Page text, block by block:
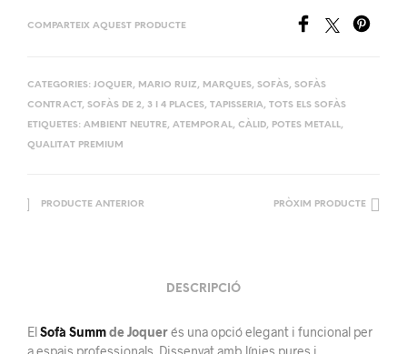
COMPARTEIX AQUEST PRODUCTE
CATEGORIES: JOQUER, MARIO RUIZ, MARQUES, SOFÀS, SOFÀS
CONTRACT, SOFÀS DE 2, 3 I 4 PLACES, TAPISSERIA, TOTS ELS SOFÀS
ETIQUETES: AMBIENT NEUTRE, ATEMPORAL, CÀLID, POTES METALL,
QUALITAT PREMIUM
PRODUCTE ANTERIOR PRÒXIM PRODUCTE
DESCRIPCIÓ
ElSofà Summde Joquerés una opció elegant i funcional per
a espais professionals. Dissenyat amb línies pures i